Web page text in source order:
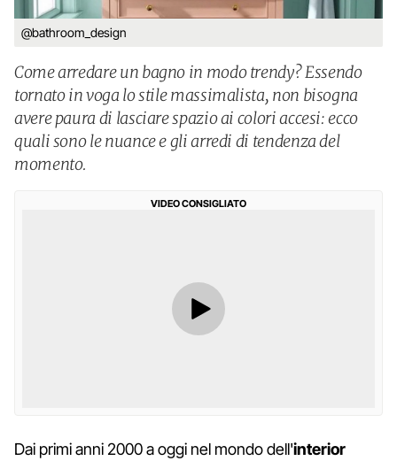
@bathroom_design
Come arredare un bagno in modo trendy? Essendo
tornato in voga lo stile massimalista, non bisogna
avere paura di lasciare spazio ai colori accesi: ecco
quali sono le nuance e gli arredi di tendenza del
momento.
VIDEO CONSIGLIATO
Dai primi anni 2000 a oggi nel mondo dell'interior